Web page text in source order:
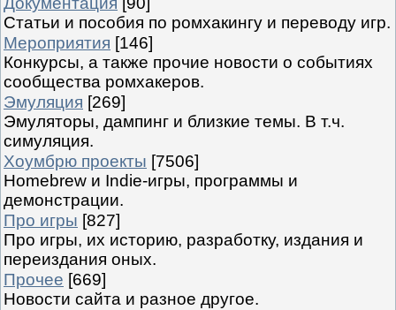
Статьи и пособия по ромхакингу и переводу игр.
Мероприятия [146]
Конкурсы, а также прочие новости о событиях
сообщества ромхакеров.
Эмуляция [269]
Эмуляторы, дампинг и близкие темы. В т.ч.
симуляция.
Хоумбрю проекты [7506]
Homebrew и Indie-игры, программы и
демонстрации.
Про игры [827]
Про игры, их историю, разработку, издания и
переиздания оных.
Прочее [669]
Новости сайта и разное другое.